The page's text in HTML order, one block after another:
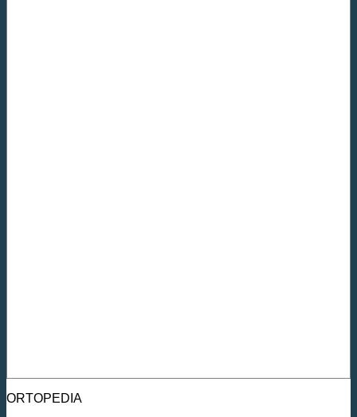
ORTOPEDIA